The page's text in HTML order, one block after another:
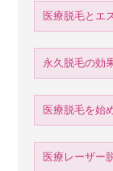
医療脱毛とエ
永久脱毛の効
医療脱毛を始
医療レーザー